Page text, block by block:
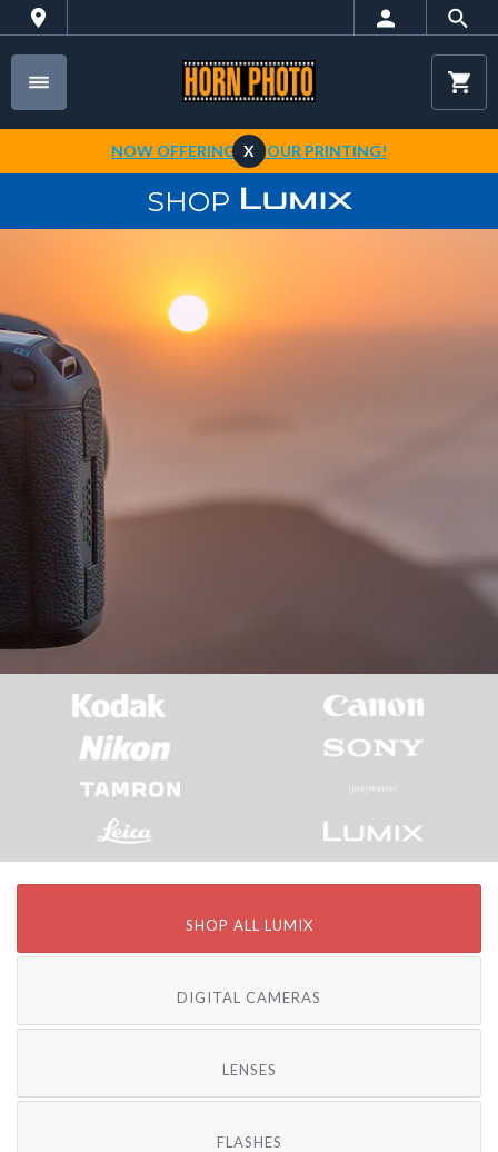
NOW OFFERING 1-HOUR PRINTING!
X
SHOP
SHOP ALL LUMIX
DIGITAL CAMERAS
LENSES
FLASHES